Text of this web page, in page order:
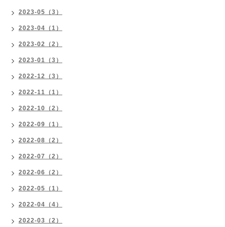
2023-05（3）
2023-04（1）
2023-02（2）
2023-01（3）
2022-12（3）
2022-11（1）
2022-10（2）
2022-09（1）
2022-08（2）
2022-07（2）
2022-06（2）
2022-05（1）
2022-04（4）
2022-03（2）